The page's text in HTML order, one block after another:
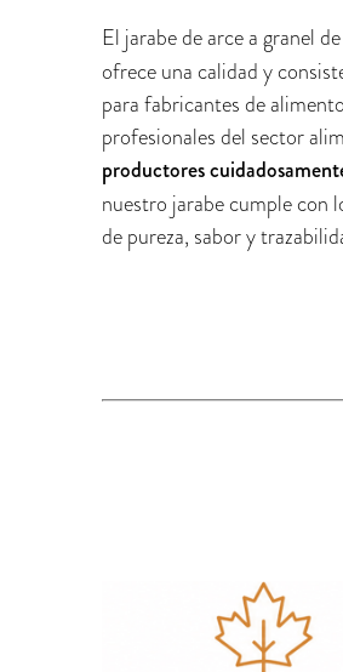
El jarabe de arce a granel de
ofrece una calidad y
para fabricantes de
profesionales del sector
productores
nuestro jarabe cumple con
de pureza, sabor y